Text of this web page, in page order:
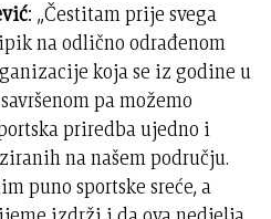
: „Čestitam prije svega
na odlično odrađenom
koja se iz godine u
pa možemo
priredba ujedno i
na našem području.
puno sportske sreće, a